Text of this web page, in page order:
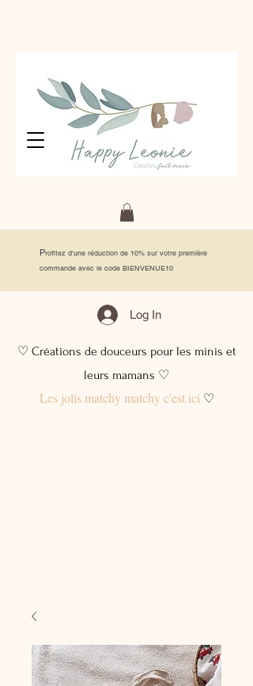
Profitez d'une réduction de 10% sur votre première
commande avec le code BIENVENUE10
Log In
♡ Créations de douceurs pour les minis et
leurs mamans ♡
Les jolis matchy matchy c'est ici♡